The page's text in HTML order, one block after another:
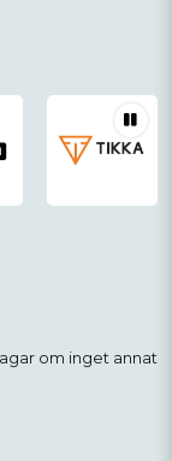
om inget annat